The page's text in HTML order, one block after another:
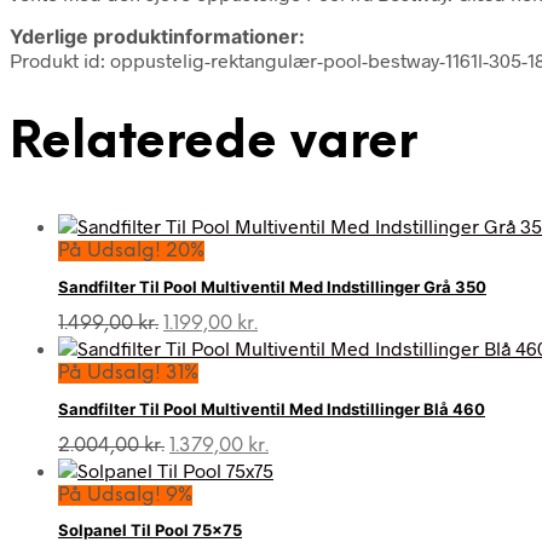
Yderlige produktinformationer:
Produkt id: oppustelig-rektangulær-pool-bestway-1161l-305-
Relaterede varer
På Udsalg! 20%
Sandfilter Til Pool Multiventil Med Indstillinger Grå 350
1.499,00kr. Den
oprindelige
pris
1.499,00 kr..
1.199,00 kr.
aktuelle
1.199,00 kr..
På Udsalg! 31%
Sandfilter Til Pool Multiventil Med Indstillinger Blå 460
2.004,00kr. Den
oprindelige
pris
1.379,00 kr.
aktuelle
På Udsalg! 9%
Solpanel Til Pool 75×75